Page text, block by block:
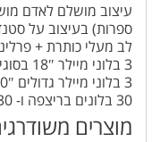
עיצוב מושלם לאדם
ספרות) בעיצוב על
לב מעלי כותרת +
3 בלוני מיילר 18″ בסוגים שונים על משקולות בגבהים שונים,
3 בלוני מיילר גדולים 30″ על משקולות בגבהים שונים ,
30 בלונים בריצפה ו- 30 בלוני הליום בתקרה .
**ניתן לבחור בהערות
מוצרים